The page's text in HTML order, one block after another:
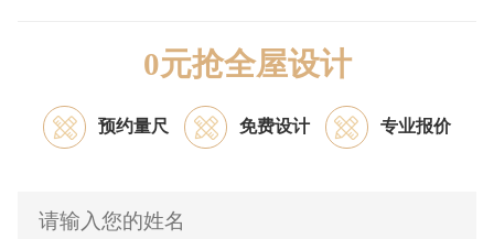
0元抢全屋设计
预约量尺 免费设计 专业报价